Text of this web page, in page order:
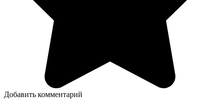
Добавить комментарий